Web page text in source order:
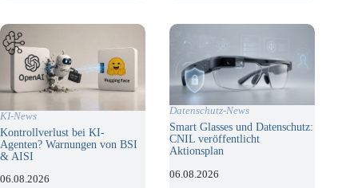
KI-News
Kontrollverlust bei KI-
Agenten? Warnungen von BSI
& AISI
06.08.2026
Datenschutz-News
Smart Glasses und Datenschutz:
CNIL veröffentlicht
Aktionsplan
06.08.2026